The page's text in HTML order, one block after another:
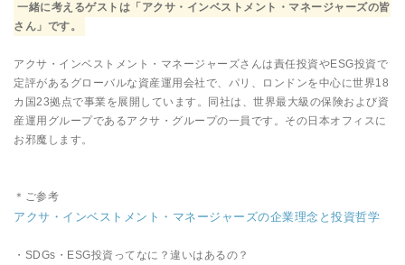
一緒に考えるゲストは「アクサ・インベストメント・マネージャーズの皆
さん」です。
アクサ・インベストメント・マネージャーズさんは責任投資やESG投資で
定評があるグローバルな資産運用会社で、パリ、ロンドンを中心に世界18
カ国23拠点で事業を展開しています。同社は、世界最大級の保険および資
産運用グループであるアクサ・グループの一員です。その日本オフィスに
お邪魔します。
＊ご参考
アクサ・インベストメント・マネージャーズの企業理念と投資哲学
・SDGs・ESG投資ってなに？違いはあるの？